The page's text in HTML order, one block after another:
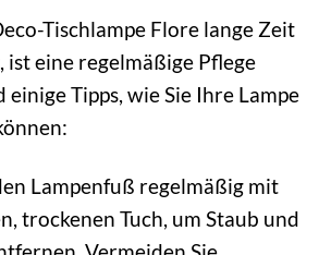
Tischlampe Flore lange Zeit
ist eine regelmäßige Pflege
Tipps, wie Sie Ihre Lampe
Lampenfuß regelmäßig mit
trockenen Tuch, um Staub und